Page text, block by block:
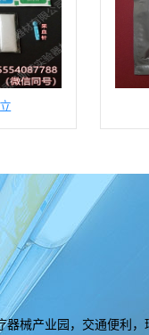
械产业园，交通便利，